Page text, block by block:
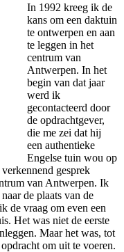
In 1992 kreeg ik de
kans om een daktuin
te ontwerpen en aan
te leggen in het
centrum van
Antwerpen. In het
begin van dat jaar
werd ik
gecontacteerd door
de opdrachtgever,
die me zei dat hij
een authentieke
Engelse tuin wou op
gesprek
van Antwerpen. Ik
de plaats van de
de vraag om even een
Het was niet de eerste
Maar het was, tot
om uit te voeren.